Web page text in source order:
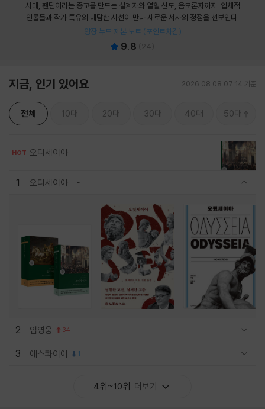
시대, 팬덤이라는 종교를 만드는 설계자와 열혈 신도, 음모론자까지. 입체적
인물들과 작가 특유의 대담한 시선이 만나 새로운 서사의 정점을 선보인다.
양장 누드 제본 노트 (포인트차감)
9.8 24
지금, 인기 있어요 2026.08.08 07:14 기준
전체 10대 20대 30대 40대 50대
HOT 오디세이아
1 오디세이아
2 임영웅 34
3 에스콰이어 1
4위~10위 더보기